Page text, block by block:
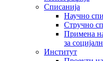
Списанија
Научно
Стручно
Примена
за
Институт